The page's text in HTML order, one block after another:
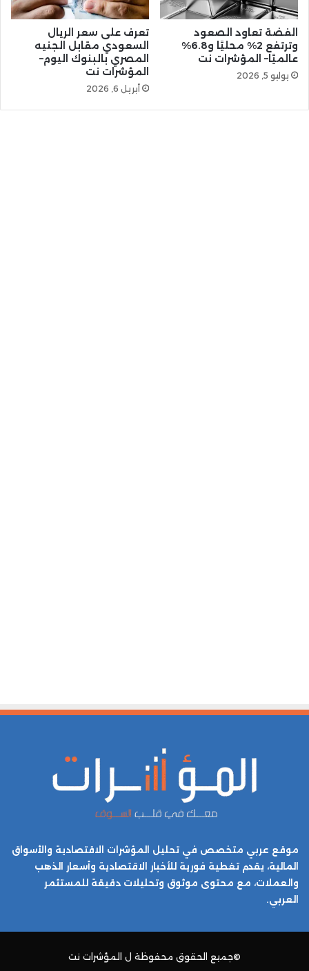
الفضة تعاود الصعود
وترتفع 2% محليًا و6.8%
عالميًا– المؤشرات نت
يوليو 5, 2026
تعرف على سعر الريال
السعودي مقابل الجنيه
المصري بالبنوك اليوم–
المؤشرات نت
أبريل 6, 2026
موقع عربي متخصص في تحليل المؤشرات الاقتصادية والأسواق
المالية، يقدم تغطية فورية للأخبار الاقتصادية وأسعار الذهب
والعملات، مع محتوى موثوق وتحليلات دقيقة للمستثمر
العربي.
©جميع الحقوق محفوظة ل المؤشرات نت